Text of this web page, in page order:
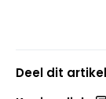
Deel dit artikel